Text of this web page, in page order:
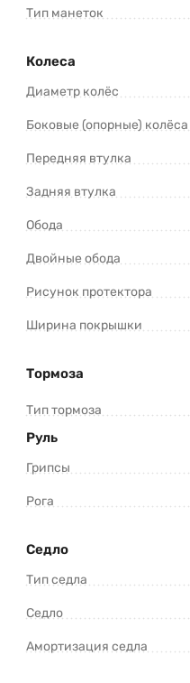
Тип манеток
Колеса
Диаметр колёс
Боковые (опорные) колёса
Передняя втулка
Задняя втулка
Обода
Двойные обода
Рисунок протектора
Ширина покрышки
Тормоза
Тип тормоза
Руль
Грипсы
Рога
Седло
Тип седла
Седло
Амортизация седла